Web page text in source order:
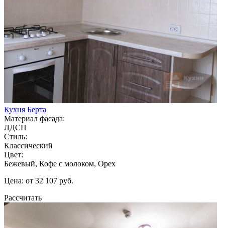
Кухня Берта
Материал фасада:
ЛДСП
Стиль:
Классический
Цвет:
Бежевый, Кофе с молоком, Орех
Цена: от 32 107 руб.
Рассчитать